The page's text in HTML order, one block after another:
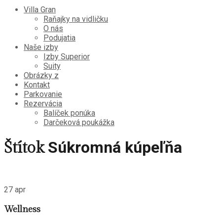
Villa Gran
Raňajky na vidličku
O nás
Podujatia
Naše izby
Izby Superior
Suity
Obrázky z
Kontakt
Parkovanie
Rezervácia
Balíček ponúka
Darčeková poukážka
Štítok Súkromná kúpeľňa
27 apr
Wellness